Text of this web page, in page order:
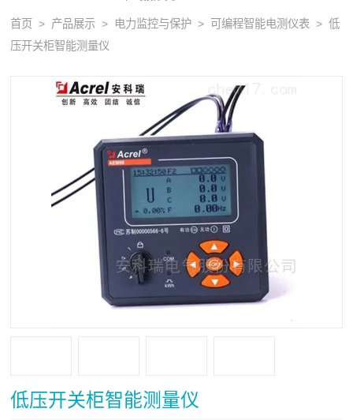
首页 > 产品展示 > 电力监控与保护 > 可编程智能电测仪表 > 低
压开关柜智能测量仪
低压开关柜智能测量仪